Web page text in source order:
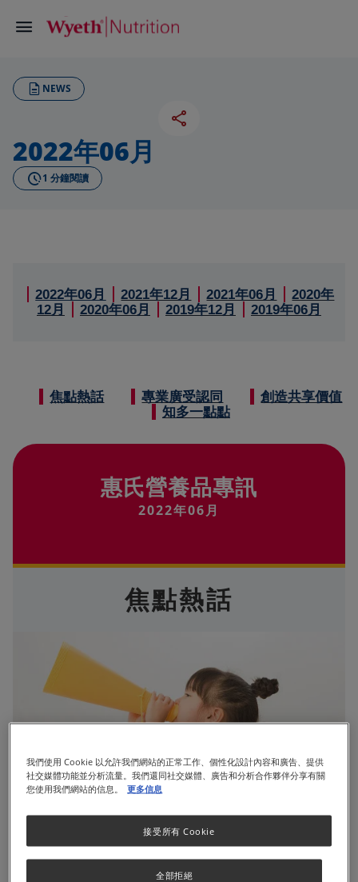
NEWS
2022年06月
1 分鐘閱讀
2022年06月 2021年12月 2021年06月
2020年
12月
2020年06月 2019年12月 2019年06月
焦點熱話 專業廣受認同
創造共享價值
知多一點點
惠氏營養品專訊
2022年06月
焦點熱話
有營親子計劃，一個由惠氏營養品香港與聖雅各福群
會合辦的營養知識推廣計劃，旨在增進基層家庭及大
眾的營養知識。
我們使用 Cookie 以允許我們網站的正常工作、個性化設計內容和廣告、提供
社交媒體功能並分析流量。我們還同社交媒體、廣告和分析合作夥伴分享有關
您使用我們網站的信息。
更多信息
全部拒絕
接受所有 Cookie